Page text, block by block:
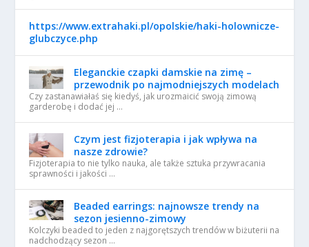
https://www.extrahaki.pl/opolskie/haki-holownicze-
glubczyce.php
Eleganckie czapki damskie na zimę –
przewodnik po najmodniejszych modelach
Czy zastanawiałaś się kiedyś, jak urozmaicić swoją zimową
garderobę i dodać jej …
Czym jest fizjoterapia i jak wpływa na
nasze zdrowie?
Fizjoterapia to nie tylko nauka, ale także sztuka przywracania
sprawności i jakości …
Beaded earrings: najnowsze trendy na
sezon jesienno-zimowy
Kolczyki beaded to jeden z najgorętszych trendów w biżuterii na
nadchodzący sezon …